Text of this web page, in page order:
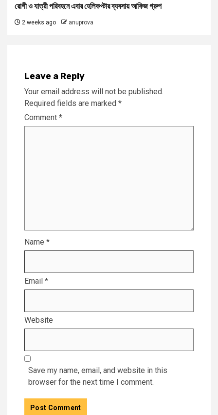
রোগী ও যাত্রী পরিবহনে এবার হেলিকপ্টার ব্যবসায় আকিজ গ্রুপ
2 weeks ago anuprova
Leave a Reply
Your email address will not be published.
Required fields are marked *
Comment *
Name *
Email *
Website
Save my name, email, and website in this
browser for the next time I comment.